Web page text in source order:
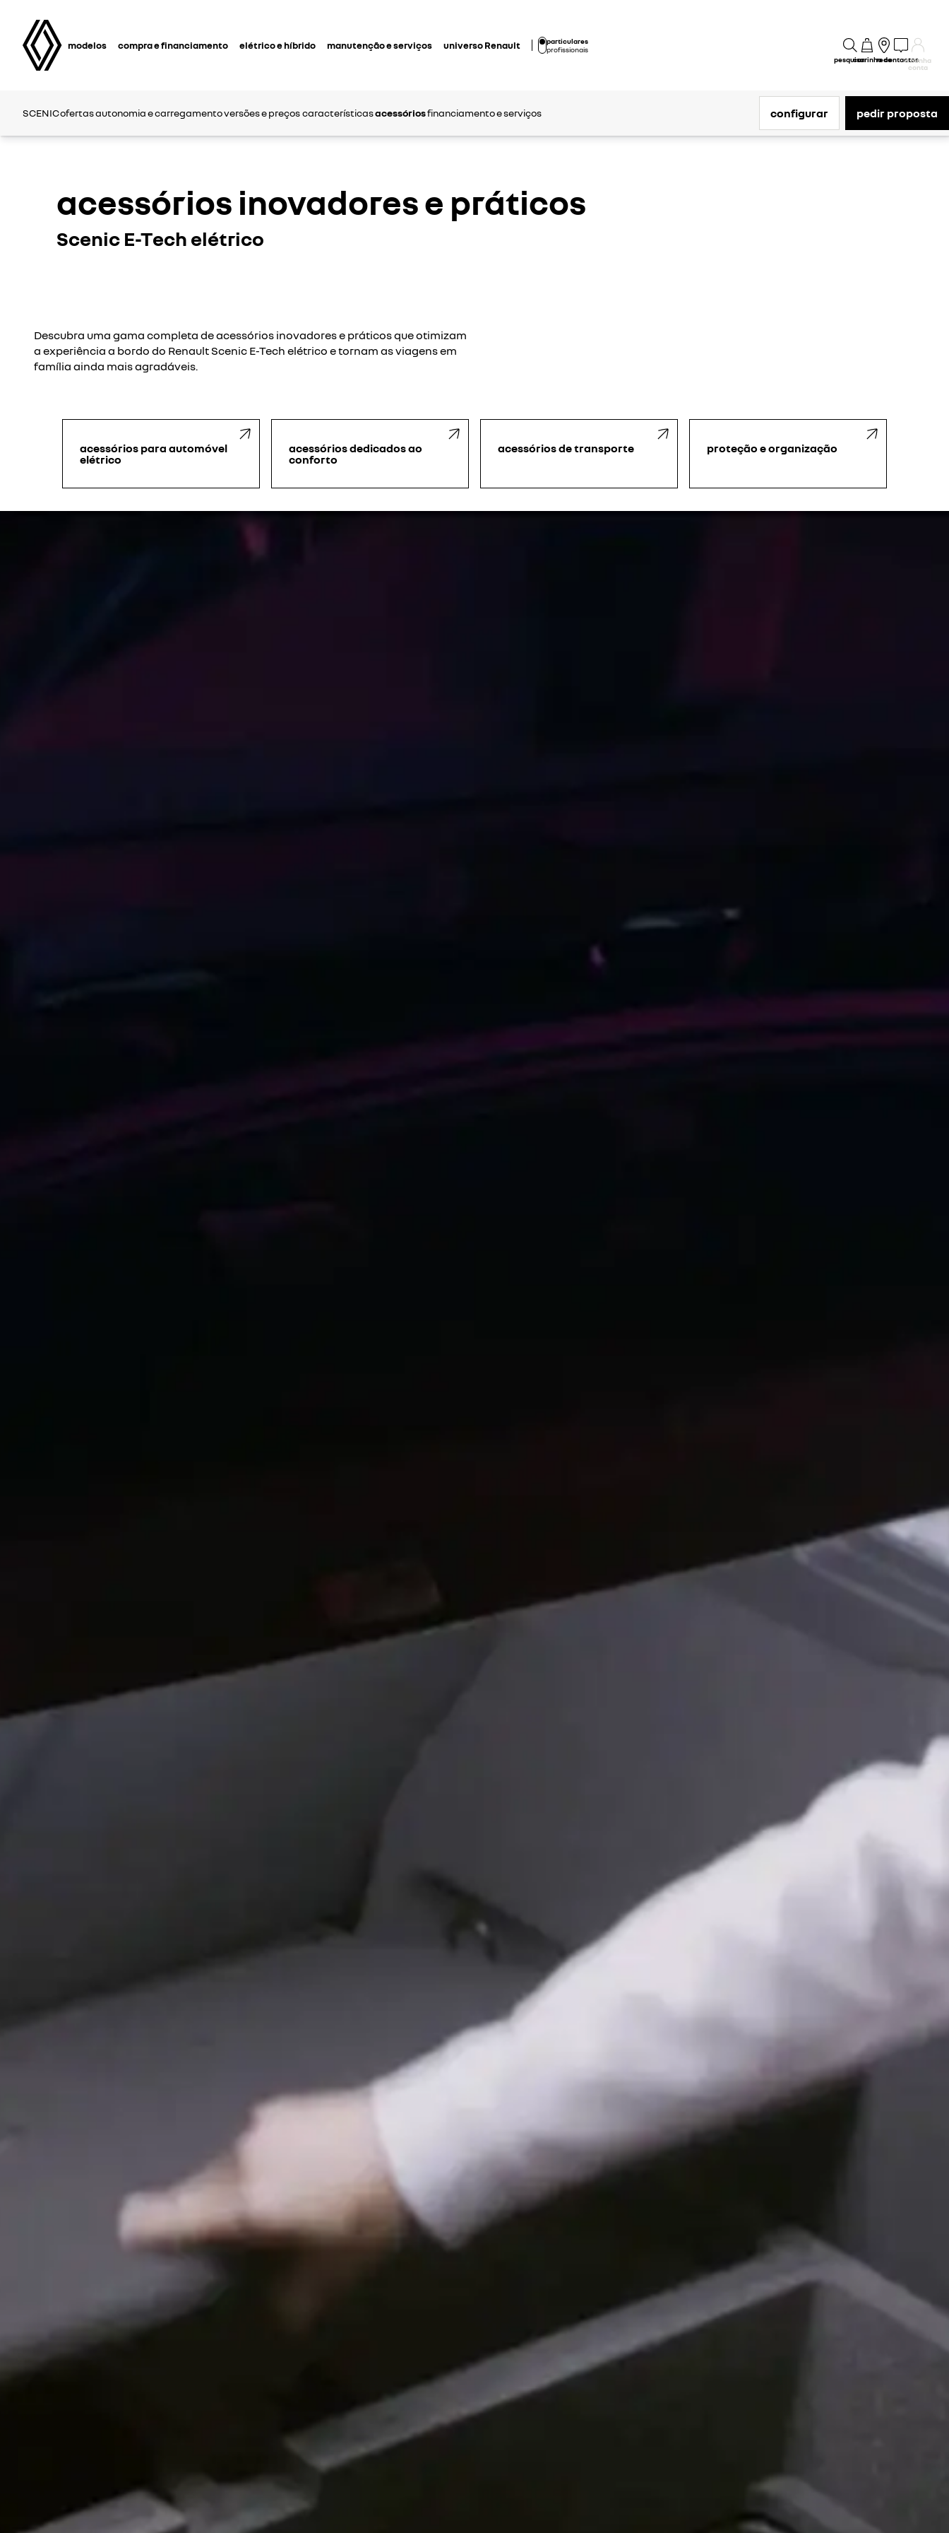
modelos compra e financiamento elétrico e híbrido manutenção e serviços universo Renault
particulares
profissionais
pesquisarcarrinhoredecontactosa minha
conta
SCENICofertasautonomia e carregamentoversões e preçoscaracterísticasacessóriosfinanciamento e serviços configurar pedir proposta
acessórios inovadores e práticos
Scenic E-Tech elétrico
Descubra uma gama completa de acessórios inovadores e práticos que otimizam
a experiência a bordo do Renault Scenic E-Tech elétrico e tornam as viagens em
família ainda mais agradáveis.
acessórios para automóvel
elétrico
acessórios dedicados ao
conforto
acessórios de transporte proteção e organização